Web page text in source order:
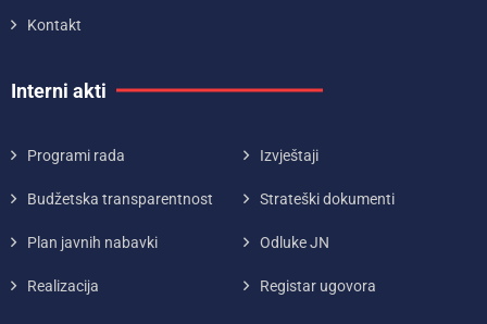
Kontakt
Interni akti
Programi rada Izvještaji
Budžetska transparentnost Strateški dokumenti
Plan javnih nabavki Odluke JN
Realizacija Registar ugovora